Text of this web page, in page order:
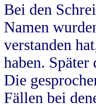
Bei den
Namen
verstanden
haben.
Die
Fällen bei